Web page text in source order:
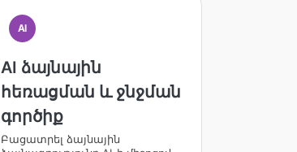
AI
AI ձայնային
հեռացման և ջնջման
գործիք
Բացատրել ձայնային